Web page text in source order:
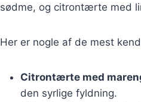
sødme, og citrontærte med
Her er nogle af de mest
Citrontærte med
den syrlige fyldning.